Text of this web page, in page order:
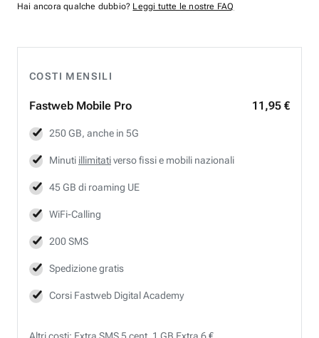
COSTI MENSILI
Fastweb Mobile Pro 11,95 €
250 GB, anche in 5G
Minuti illimitativerso fissi e mobili nazionali
45 GB di roaming UE
WiFi-Calling
200 SMS
Spedizione gratis
Corsi Fastweb Digital Academy
Altri costi: Extra SMS 5 cent, 1 GB Extra 6 €
Hai ancora qualche dubbio? Leggi tutte le nostre FAQ